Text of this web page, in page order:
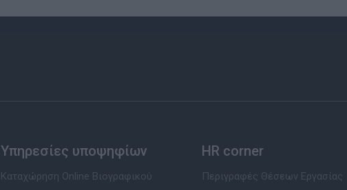
Υπηρεσίες υποψηφίων
Καταχώρηση Online Βιογραφικού
HR corner
Περιγραφές Θέσεων Εργασίας